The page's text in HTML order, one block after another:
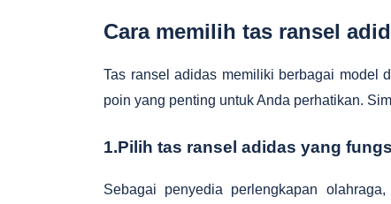
Cara memilih tas ransel
Tas ransel adidas memiliki berbagai model
poin yang penting untuk Anda perhatikan.
1.Pilih tas ransel adidas yang
Sebagai penyedia perlengkapan